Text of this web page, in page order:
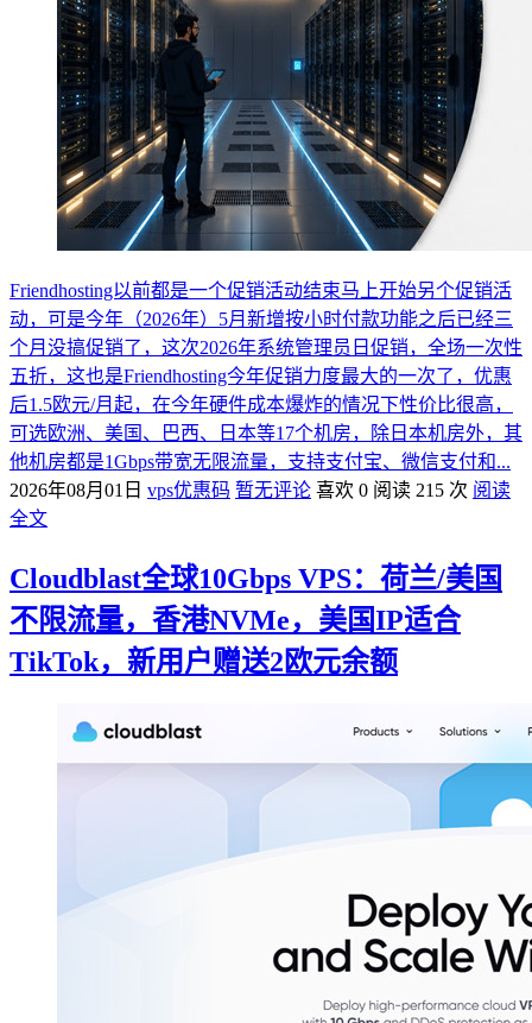
Friendhosting以前都是一个促销活动结束马上开始另个促销活
动，可是今年（2026年）5月新增按小时付款功能之后已经三
个月没搞促销了，这次2026年系统管理员日促销，全场一次性
五折，这也是Friendhosting今年促销力度最大的一次了，优惠
后1.5欧元/月起，在今年硬件成本爆炸的情况下性价比很高，
可选欧洲、美国、巴西、日本等17个机房，除日本机房外，其
他机房都是1Gbps带宽无限流量，支持支付宝、微信支付和...
2026年08月01日 vps优惠码 暂无评论 喜欢 0 阅读 215 次 阅读
全文
Cloudblast全球10Gbps VPS：荷兰/美国
不限流量，香港NVMe，美国IP适合
TikTok，新用户赠送2欧元余额